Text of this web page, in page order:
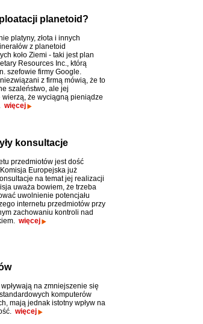
planetoid?
platyny, złota i innych
z planetoid
koło Ziemi - taki jest plan
Resources Inc., którą
szefowie firmy Google.
z firmą mówią, że to
szaleństwo, ale jej
wierzą, że wyciągną pieniądze
więcej
konsultacje
przedmiotów jest dość
Europejska już
na temat jej realizacji
uważa bowiem, że trzeba
uwolnienie potencjału
internetu przedmiotów przy
zachowaniu kontroli nad
więcej
na zmniejszenie się
komputerów
mają jednak istotny wpływ na
więcej